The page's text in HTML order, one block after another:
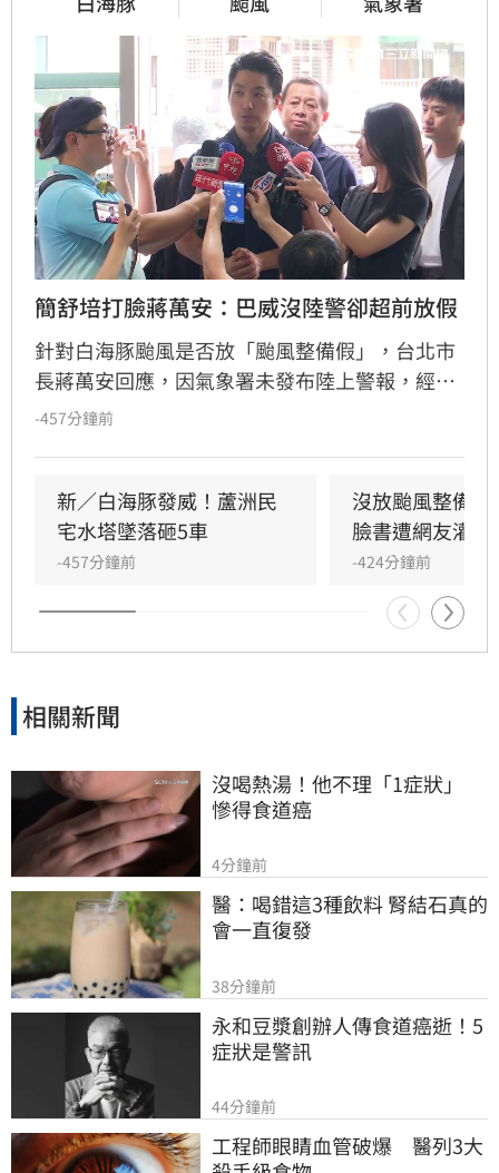
簡舒培打臉蔣萬安：巴威沒陸警卻超前放假
針對白海豚颱風是否放「颱風整備假」，台北市
長蔣萬安回應，因氣象署未發布陸上警報，經四
市討論後決定正常上班課。此舉引發民進黨議員
署」為由在未發布陸警下宣布放假，如今白海豚
風雨增強，市府卻將責任推給氣象署預報，痛批
市府不僅決策雙標，更缺乏一致性的判斷標準，
要求蔣萬安應對市民說明清楚標準，而非每次面
臨質疑就尋找新理由推諉責任。
-457分鐘前
新／白海豚發威！蘆洲民
宅水塔墜落砸5車
-457分鐘前
沒放颱風整備
臉書遭網友灌爆
-424分鐘前
相關新聞
沒喝熱湯！他不理「1症狀」
慘得食道癌
4分鐘前
醫：喝錯這3種飲料 腎結石真的
會一直復發
38分鐘前
永和豆漿創辦人傳食道癌逝！5
症狀是警訊
44分鐘前
工程師眼睛血管破爆　醫列3大